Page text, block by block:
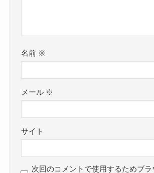
名前 ※
メール ※
サイト
次回のコメントで使用するためブラ